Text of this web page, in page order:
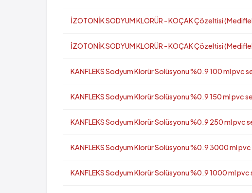
İZOTONİK SODYUM KLORÜR - KOÇAK Çözeltisi
İZOTONİK SODYUM KLORÜR - KOÇAK Çözeltisi
KANFLEKS Sodyum Klorür Solüsyonu %0.9 100 ml pvc
KANFLEKS Sodyum Klorür Solüsyonu %0.9 150 ml pvc
KANFLEKS Sodyum Klorür Solüsyonu %0.9 250 ml pvc
KANFLEKS Sodyum Klorür Solüsyonu %0.9 3000 ml
KANFLEKS Sodyum Klorür Solüsyonu %0.9 1000 ml pvc